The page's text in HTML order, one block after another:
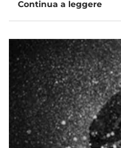
Continua a leggere